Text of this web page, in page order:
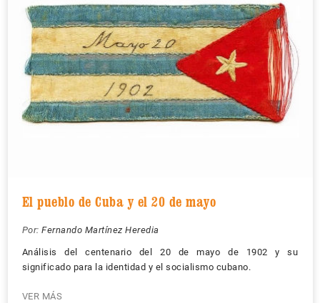
El pueblo de Cuba y el 20 de mayo
Por: Fernando Martínez Heredia
Análisis del centenario del 20 de mayo de 1902 y su
significado para la identidad y el socialismo cubano.
VER MÁS